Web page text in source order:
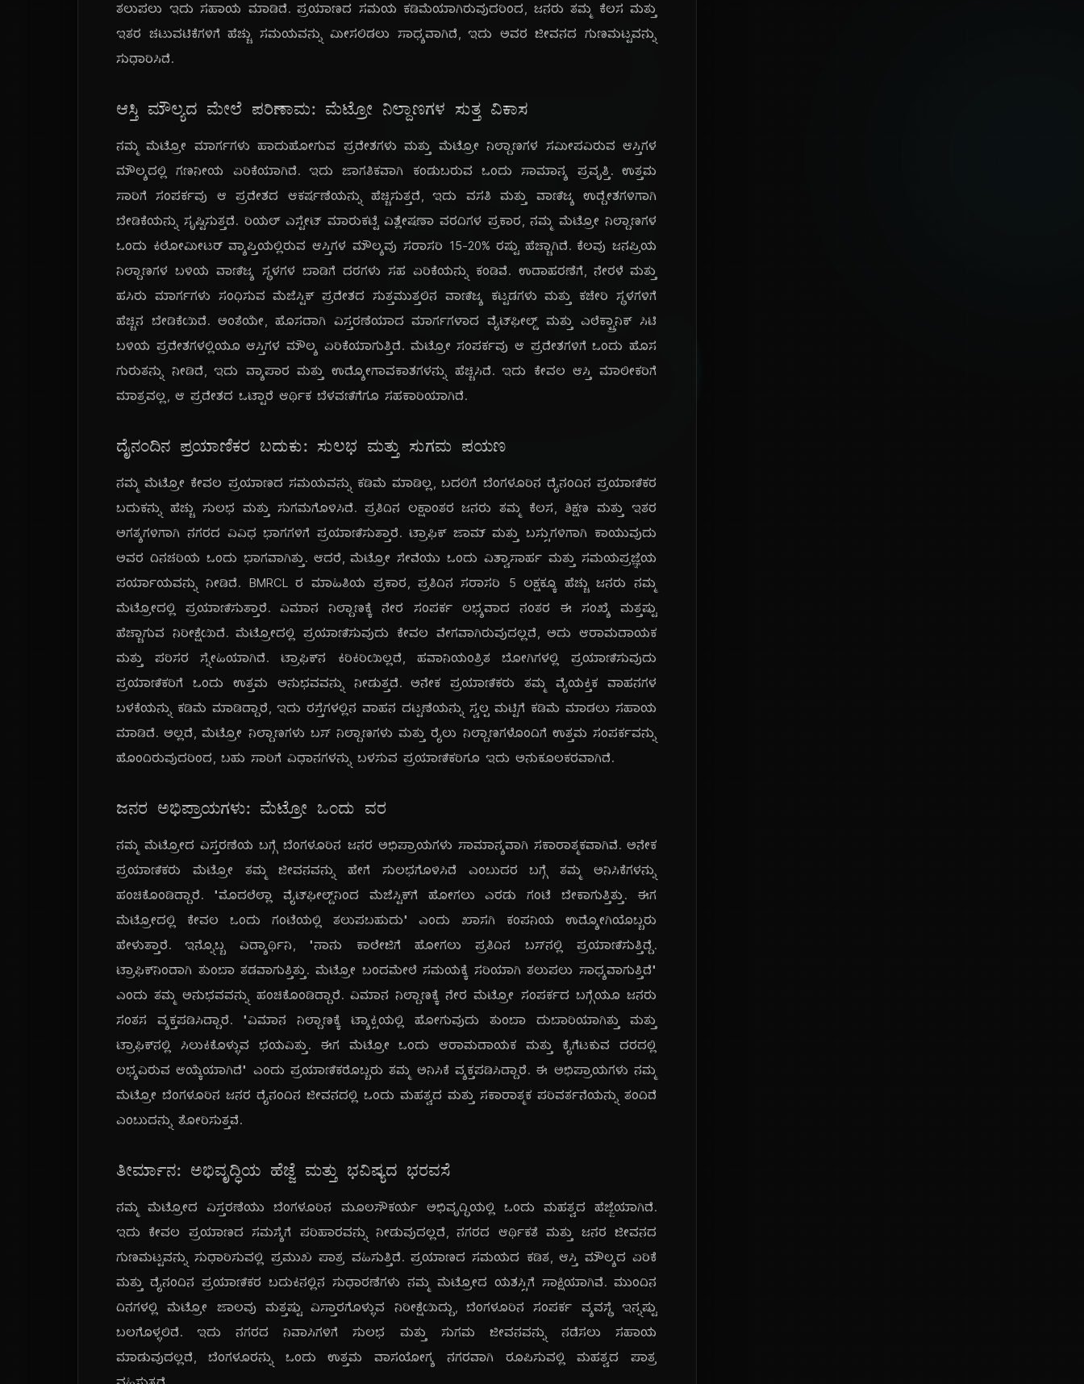
ಪ್ರ
ತಲುಪಲು ಇದು ಸಹಾಯ ಮಾಡಿದೆ. ಪ್ರಯಾಣದ ಸಮಯ ಕಡಿಮೆಯಾಗಿರುವುದರಿಂದ, ಜನರು ತಮ್ಮ ಕೆಲಸ ಮತ್ತು
ಇತರ ಚಟುವಟಿಕೆಗಳಿಗೆ ಹೆಚ್ಚು ಸಮಯವನ್ನು ಮೀಸಲಿಡಲು ಸಾಧ್ಯವಾಗಿದೆ, ಇದು ಅವರ ಜೀವನದ ಗುಣಮಟ್ಟವನ್ನು
ಸುಧಾರಿಸಿದೆ.
ಆಸ್ತಿ ಮೌಲ್ಯದ ಮೇಲೆ ಪರಿಣಾಮ: ಮೆಟ್ರೋ ನಿಲ್ದಾಣಗಳ ಸುತ್ತ ವಿಕಾಸ
ನಮ್ಮ ಮೆಟ್ರೋ ಮಾರ್ಗಗಳು ಹಾದುಹೋಗುವ ಪ್ರದೇಶಗಳು ಮತ್ತು ಮೆಟ್ರೋ ನಿಲ್ದಾಣಗಳ ಸಮೀಪವಿರುವ ಆಸ್ತಿಗಳ
ಮೌಲ್ಯದಲ್ಲಿ ಗಣನೀಯ ಏರಿಕೆಯಾಗಿದೆ. ಇದು ಜಾಗತಿಕವಾಗಿ ಕಂಡುಬರುವ ಒಂದು ಸಾಮಾನ್ಯ ಪ್ರವೃತ್ತಿ. ಉತ್ತಮ
ಸಾರಿಗೆ ಸಂಪರ್ಕವು ಆ ಪ್ರದೇಶದ ಆಕರ್ಷಣೆಯನ್ನು ಹೆಚ್ಚಿಸುತ್ತದೆ, ಇದು ವಸತಿ ಮತ್ತು ವಾಣಿಜ್ಯ ಉದ್ದೇಶಗಳಿಗಾಗಿ
ಬೇಡಿಕೆಯನ್ನು ಸೃಷ್ಟಿಸುತ್ತದೆ. ರಿಯಲ್ ಎಸ್ಟೇಟ್ ಮಾರುಕಟ್ಟೆ ವಿಶ್ಲೇಷಣಾ ವರದಿಗಳ ಪ್ರಕಾರ, ನಮ್ಮ ಮೆಟ್ರೋ ನಿಲ್ದಾಣಗಳ
ಒಂದು ಕಿಲೋಮೀಟರ್ ವ್ಯಾಪ್ತಿಯಲ್ಲಿರುವ ಆಸ್ತಿಗಳ ಮೌಲ್ಯವು ಸರಾಸರಿ 15-20% ರಷ್ಟು ಹೆಚ್ಚಾಗಿದೆ. ಕೆಲವು ಜನಪ್ರಿಯ
ನಿಲ್ದಾಣಗಳ ಬಳಿಯ ವಾಣಿಜ್ಯ ಸ್ಥಳಗಳ ಬಾಡಿಗೆ ದರಗಳು ಸಹ ಏರಿಕೆಯನ್ನು ಕಂಡಿವೆ. ಉದಾಹರಣೆಗೆ, ನೇರಳೆ ಮತ್ತು
ಹಸಿರು ಮಾರ್ಗಗಳು ಸಂಧಿಸುವ ಮೆಜೆಸ್ಟಿಕ್ ಪ್ರದೇಶದ ಸುತ್ತಮುತ್ತಲಿನ ವಾಣಿಜ್ಯ ಕಟ್ಟಡಗಳು ಮತ್ತು ಕಚೇರಿ ಸ್ಥಳಗಳಿಗೆ
ಹೆಚ್ಚಿನ ಬೇಡಿಕೆಯಿದೆ. ಅಂತೆಯೇ, ಹೊಸದಾಗಿ ವಿಸ್ತರಣೆಯಾದ ಮಾರ್ಗಗಳಾದ ವೈಟ್‌ಫೀಲ್ಡ್ ಮತ್ತು ಎಲೆಕ್ಟ್ರಾನಿಕ್ ಸಿಟಿ
ಬಳಿಯ ಪ್ರದೇಶಗಳಲ್ಲಿಯೂ ಆಸ್ತಿಗಳ ಮೌಲ್ಯ ಏರಿಕೆಯಾಗುತ್ತಿದೆ. ಮೆಟ್ರೋ ಸಂಪರ್ಕವು ಆ ಪ್ರದೇಶಗಳಿಗೆ ಒಂದು ಹೊಸ
ಗುರುತನ್ನು ನೀಡಿದೆ, ಇದು ವ್ಯಾಪಾರ ಮತ್ತು ಉದ್ಯೋಗಾವಕಾಶಗಳನ್ನು ಹೆಚ್ಚಿಸಿದೆ. ಇದು ಕೇವಲ ಆಸ್ತಿ ಮಾಲೀಕರಿಗೆ
ಮಾತ್ರವಲ್ಲ, ಆ ಪ್ರದೇಶದ ಒಟ್ಟಾರೆ ಆರ್ಥಿಕ ಬೆಳವಣಿಗೆಗೂ ಸಹಕಾರಿಯಾಗಿದೆ.
ದೈನಂದಿನ ಪ್ರಯಾಣಿಕರ ಬದುಕು: ಸುಲಭ ಮತ್ತು ಸುಗಮ ಪಯಣ
ನಮ್ಮ ಮೆಟ್ರೋ ಕೇವಲ ಪ್ರಯಾಣದ ಸಮಯವನ್ನು ಕಡಿಮೆ ಮಾಡಿಲ್ಲ, ಬದಲಿಗೆ ಬೆಂಗಳೂರಿನ ದೈನಂದಿನ ಪ್ರಯಾಣಿಕರ
ಬದುಕನ್ನು ಹೆಚ್ಚು ಸುಲಭ ಮತ್ತು ಸುಗಮಗೊಳಿಸಿದೆ. ಪ್ರತಿದಿನ ಲಕ್ಷಾಂತರ ಜನರು ತಮ್ಮ ಕೆಲಸ, ಶಿಕ್ಷಣ ಮತ್ತು ಇತರ
ಅಗತ್ಯಗಳಿಗಾಗಿ ನಗರದ ವಿವಿಧ ಭಾಗಗಳಿಗೆ ಪ್ರಯಾಣಿಸುತ್ತಾರೆ. ಟ್ರಾಫಿಕ್ ಜಾಮ್ ಮತ್ತು ಬಸ್ಸುಗಳಿಗಾಗಿ ಕಾಯುವುದು
ಅವರ ದಿನಚರಿಯ ಒಂದು ಭಾಗವಾಗಿತ್ತು. ಆದರೆ, ಮೆಟ್ರೋ ಸೇವೆಯು ಒಂದು ವಿಶ್ವಾಸಾರ್ಹ ಮತ್ತು ಸಮಯಪ್ರಜ್ಞೆಯ
ಪರ್ಯಾಯವನ್ನು ನೀಡಿದೆ. BMRCL ರ ಮಾಹಿತಿಯ ಪ್ರಕಾರ, ಪ್ರತಿದಿನ ಸರಾಸರಿ 5 ಲಕ್ಷಕ್ಕೂ ಹೆಚ್ಚು ಜನರು ನಮ್ಮ
ಮೆಟ್ರೋದಲ್ಲಿ ಪ್ರಯಾಣಿಸುತ್ತಾರೆ. ವಿಮಾನ ನಿಲ್ದಾಣಕ್ಕೆ ನೇರ ಸಂಪರ್ಕ ಲಭ್ಯವಾದ ನಂತರ ಈ ಸಂಖ್ಯೆ ಮತ್ತಷ್ಟು
ಹೆಚ್ಚಾಗುವ ನಿರೀಕ್ಷೆಯಿದೆ. ಮೆಟ್ರೋದಲ್ಲಿ ಪ್ರಯಾಣಿಸುವುದು ಕೇವಲ ವೇಗವಾಗಿರುವುದಲ್ಲದೆ, ಅದು ಆರಾಮದಾಯಕ
ಮತ್ತು ಪರಿಸರ ಸ್ನೇಹಿಯಾಗಿದೆ. ಟ್ರಾಫಿಕ್‌ನ ಕಿರಿಕಿರಿಯಿಲ್ಲದೆ, ಹವಾನಿಯಂತ್ರಿತ ಬೋಗಿಗಳಲ್ಲಿ ಪ್ರಯಾಣಿಸುವುದು
ಪ್ರಯಾಣಿಕರಿಗೆ ಒಂದು ಉತ್ತಮ ಅನುಭವವನ್ನು ನೀಡುತ್ತದೆ. ಅನೇಕ ಪ್ರಯಾಣಿಕರು ತಮ್ಮ ವೈಯಕ್ತಿಕ ವಾಹನಗಳ
ಬಳಕೆಯನ್ನು ಕಡಿಮೆ ಮಾಡಿದ್ದಾರೆ, ಇದು ರಸ್ತೆಗಳಲ್ಲಿನ ವಾಹನ ದಟ್ಟಣೆಯನ್ನು ಸ್ವಲ್ಪ ಮಟ್ಟಿಗೆ ಕಡಿಮೆ ಮಾಡಲು ಸಹಾಯ
ಮಾಡಿದೆ. ಅಲ್ಲದೆ, ಮೆಟ್ರೋ ನಿಲ್ದಾಣಗಳು ಬಸ್ ನಿಲ್ದಾಣಗಳು ಮತ್ತು ರೈಲು ನಿಲ್ದಾಣಗಳೊಂದಿಗೆ ಉತ್ತಮ ಸಂಪರ್ಕವನ್ನು
ಹೊಂದಿರುವುದರಿಂದ, ಬಹು ಸಾರಿಗೆ ವಿಧಾನಗಳನ್ನು ಬಳಸುವ ಪ್ರಯಾಣಿಕರಿಗೂ ಇದು ಅನುಕೂಲಕರವಾಗಿದೆ.
ಜನರ ಅಭಿಪ್ರಾಯಗಳು: ಮೆಟ್ರೋ ಒಂದು ವರ
ನಮ್ಮ ಮೆಟ್ರೋದ ವಿಸ್ತರಣೆಯ ಬಗ್ಗೆ ಬೆಂಗಳೂರಿನ ಜನರ ಅಭಿಪ್ರಾಯಗಳು ಸಾಮಾನ್ಯವಾಗಿ ಸಕಾರಾತ್ಮಕವಾಗಿವೆ. ಅನೇಕ
ಪ್ರಯಾಣಿಕರು ಮೆಟ್ರೋ ತಮ್ಮ ಜೀವನವನ್ನು ಹೇಗೆ ಸುಲಭಗೊಳಿಸಿದೆ ಎಂಬುದರ ಬಗ್ಗೆ ತಮ್ಮ ಅನಿಸಿಕೆಗಳನ್ನು
ಹಂಚಿಕೊಂಡಿದ್ದಾರೆ. "ಮೊದಲೆಲ್ಲಾ ವೈಟ್‌ಫೀಲ್ಡ್‌ನಿಂದ ಮೆಜೆಸ್ಟಿಕ್‌ಗೆ ಹೋಗಲು ಎರಡು ಗಂಟೆ ಬೇಕಾಗುತ್ತಿತ್ತು. ಈಗ
ಮೆಟ್ರೋದಲ್ಲಿ ಕೇವಲ ಒಂದು ಗಂಟೆಯಲ್ಲಿ ತಲುಪಬಹುದು" ಎಂದು ಖಾಸಗಿ ಕಂಪನಿಯ ಉದ್ಯೋಗಿಯೊಬ್ಬರು
ಹೇಳುತ್ತಾರೆ. ಇನ್ನೊಬ್ಬ ವಿದ್ಯಾರ್ಥಿನಿ, "ನಾನು ಕಾಲೇಜಿಗೆ ಹೋಗಲು ಪ್ರತಿದಿನ ಬಸ್‌ನಲ್ಲಿ ಪ್ರಯಾಣಿಸುತ್ತಿದ್ದೆ.
ಟ್ರಾಫಿಕ್‌ನಿಂದಾಗಿ ತುಂಬಾ ತಡವಾಗುತ್ತಿತ್ತು. ಮೆಟ್ರೋ ಬಂದಮೇಲೆ ಸಮಯಕ್ಕೆ ಸರಿಯಾಗಿ ತಲುಪಲು ಸಾಧ್ಯವಾಗುತ್ತಿದೆ"
ಎಂದು ತಮ್ಮ ಅನುಭವವನ್ನು ಹಂಚಿಕೊಂಡಿದ್ದಾರೆ. ವಿಮಾನ ನಿಲ್ದಾಣಕ್ಕೆ ನೇರ ಮೆಟ್ರೋ ಸಂಪರ್ಕದ ಬಗ್ಗೆಯೂ ಜನರು
ಸಂತಸ ವ್ಯಕ್ತಪಡಿಸಿದ್ದಾರೆ. "ವಿಮಾನ ನಿಲ್ದಾಣಕ್ಕೆ ಟ್ಯಾಕ್ಸಿಯಲ್ಲಿ ಹೋಗುವುದು ತುಂಬಾ ದುಬಾರಿಯಾಗಿತ್ತು ಮತ್ತು
ಟ್ರಾಫಿಕ್‌ನಲ್ಲಿ ಸಿಲುಕಿಕೊಳ್ಳುವ ಭಯವಿತ್ತು. ಈಗ ಮೆಟ್ರೋ ಒಂದು ಆರಾಮದಾಯಕ ಮತ್ತು ಕೈಗೆಟಕುವ ದರದಲ್ಲಿ
ಲಭ್ಯವಿರುವ ಆಯ್ಕೆಯಾಗಿದೆ" ಎಂದು ಪ್ರಯಾಣಿಕರೊಬ್ಬರು ತಮ್ಮ ಅನಿಸಿಕೆ ವ್ಯಕ್ತಪಡಿಸಿದ್ದಾರೆ. ಈ ಅಭಿಪ್ರಾಯಗಳು ನಮ್ಮ
ಮೆಟ್ರೋ ಬೆಂಗಳೂರಿನ ಜನರ ದೈನಂದಿನ ಜೀವನದಲ್ಲಿ ಒಂದು ಮಹತ್ವದ ಮತ್ತು ಸಕಾರಾತ್ಮಕ ಪರಿವರ್ತನೆಯನ್ನು ತಂದಿದೆ
ಎಂಬುದನ್ನು ತೋರಿಸುತ್ತವೆ.
ತೀರ್ಮಾನ: ಅಭಿವೃದ್ಧಿಯ ಹೆಜ್ಜೆ ಮತ್ತು ಭವಿಷ್ಯದ ಭರವಸೆ
ನಮ್ಮ ಮೆಟ್ರೋದ ವಿಸ್ತರಣೆಯು ಬೆಂಗಳೂರಿನ ಮೂಲಸೌಕರ್ಯ ಅಭಿವೃದ್ಧಿಯಲ್ಲಿ ಒಂದು ಮಹತ್ವದ ಹೆಜ್ಜೆಯಾಗಿದೆ.
ಇದು ಕೇವಲ ಪ್ರಯಾಣದ ಸಮಸ್ಯೆಗೆ ಪರಿಹಾರವನ್ನು ನೀಡುವುದಲ್ಲದೆ, ನಗರದ ಆರ್ಥಿಕತೆ ಮತ್ತು ಜನರ ಜೀವನದ
ಗುಣಮಟ್ಟವನ್ನು ಸುಧಾರಿಸುವಲ್ಲಿ ಪ್ರಮುಖ ಪಾತ್ರ ವಹಿಸುತ್ತಿದೆ. ಪ್ರಯಾಣದ ಸಮಯದ ಕಡಿತ, ಆಸ್ತಿ ಮೌಲ್ಯದ ಏರಿಕೆ
ಮತ್ತು ದೈನಂದಿನ ಪ್ರಯಾಣಿಕರ ಬದುಕಿನಲ್ಲಿನ ಸುಧಾರಣೆಗಳು ನಮ್ಮ ಮೆಟ್ರೋದ ಯಶಸ್ಸಿಗೆ ಸಾಕ್ಷಿಯಾಗಿವೆ. ಮುಂದಿನ
ದಿನಗಳಲ್ಲಿ ಮೆಟ್ರೋ ಜಾಲವು ಮತ್ತಷ್ಟು ವಿಸ್ತಾರಗೊಳ್ಳುವ ನಿರೀಕ್ಷೆಯಿದ್ದು, ಬೆಂಗಳೂರಿನ ಸಂಪರ್ಕ ವ್ಯವಸ್ಥೆ ಇನ್ನಷ್ಟು
ಬಲಗೊಳ್ಳಲಿದೆ. ಇದು ನಗರದ ನಿವಾಸಿಗಳಿಗೆ ಸುಲಭ ಮತ್ತು ಸುಗಮ ಜೀವನವನ್ನು ನಡೆಸಲು ಸಹಾಯ
ಮಾಡುವುದಲ್ಲದೆ, ಬೆಂಗಳೂರನ್ನು ಒಂದು ಉತ್ತಮ ವಾಸಯೋಗ್ಯ ನಗರವಾಗಿ ರೂಪಿಸುವಲ್ಲಿ ಮಹತ್ವದ ಪಾತ್ರ